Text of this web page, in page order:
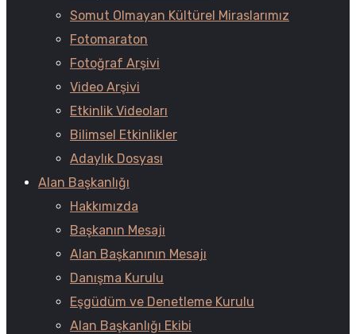
Somut Olmayan Kültürel Miraslarımız
Fotomaraton
Fotoğraf Arşivi
Video Arşivi
Etkinlik Videoları
Bilimsel Etkinlikler
Adaylık Dosyası
Alan Başkanlığı
Hakkımızda
Başkanın Mesajı
Alan Başkanının Mesajı
Danışma Kurulu
Eşgüdüm ve Denetleme Kurulu
Alan Başkanlığı Ekibi